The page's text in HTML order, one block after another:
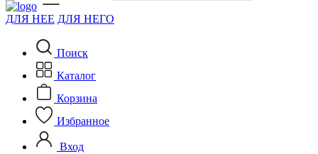
ДЛЯ НЕЕ ДЛЯ НЕГО
Поиск
Каталог
Корзина
Избранное
Вход